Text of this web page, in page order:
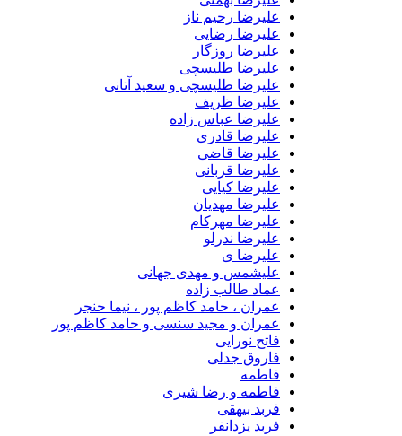
علیرضا رحیم ناز
علیرضا رضایی
علیرضا روزگار
علیرضا طلیسچی
علیرضا طلیسچی و سعید آتانی
علیرضا ظریف
علیرضا عباس زاده
علیرضا قادری
علیرضا قاضی
علیرضا قربانی
علیرضا کیایی
علیرضا مهدیان
علیرضا مهرکام
علیرضا ندرلو
علیرضا ی
علیشمس و مهدی جهانی
عماد طالب زاده
عمران ، حامد کاظم پور ، نیما حنجر
عمران و مجید سنسی و حامد کاظم پور
فاتح نورایی
فاروق جدلی
فاطمه و رضا شیری
فربد بیهقی
فربد یزدانفر